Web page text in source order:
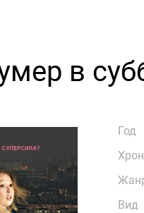
в
Год
Вид